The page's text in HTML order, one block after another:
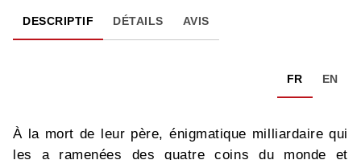
DESCRIPTIF DÉTAILS AVIS
FR EN
À la mort de leur père, énigmatique milliardaire qui
les a ramenées des quatre coins du monde et